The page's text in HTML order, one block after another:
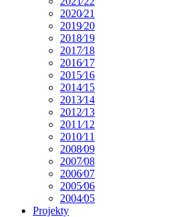
2020⁄21
2019⁄20
2018⁄19
2017⁄18
2016⁄17
2015⁄16
2014⁄15
2013⁄14
2012⁄13
2011⁄12
2010⁄11
2008⁄09
2007⁄08
2006⁄07
2005⁄06
2004⁄05
Projekty